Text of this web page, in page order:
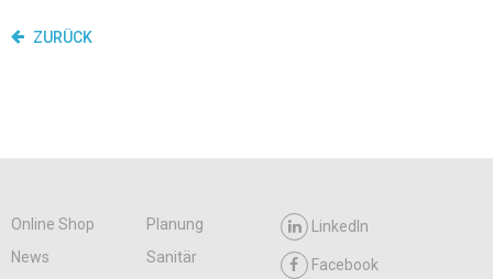
ZURÜCK
Online Shop
Planung
News
Sanitär
LinkedIn
Facebook